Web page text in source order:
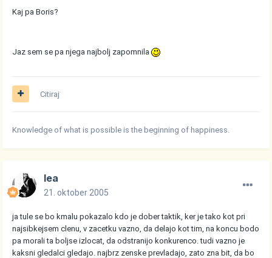
Kaj pa Boris?
Jaz sem se pa njega najbolj zapomnila
Citiraj
Knowledge of what is possible is the beginning of happiness.
lea
21. oktober 2005
ja tule se bo kmalu pokazalo kdo je dober taktik, ker je tako kot pri
najsibkejsem clenu, v zacetku vazno, da delajo kot tim, na koncu bodo
pa morali ta boljse izlocat, da odstranijo konkurenco. tudi vazno je
kaksni gledalci gledajo. najbrz zenske prevladajo, zato zna bit, da bo